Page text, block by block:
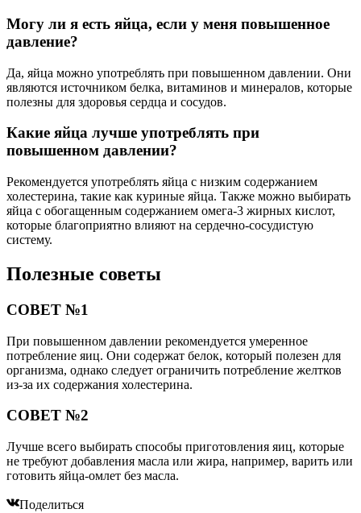
Могу ли я есть яйца, если у меня повышенное
давление?
Да, яйца можно употреблять при повышенном давлении. Они
являются источником белка, витаминов и минералов, которые
полезны для здоровья сердца и сосудов.
Какие яйца лучше употреблять при
повышенном давлении?
Рекомендуется употреблять яйца с низким содержанием
холестерина, такие как куриные яйца. Также можно выбирать
яйца с обогащенным содержанием омега-3 жирных кислот,
которые благоприятно влияют на сердечно-сосудистую
систему.
Полезные советы
СОВЕТ №1
При повышенном давлении рекомендуется умеренное
потребление яиц. Они содержат белок, который полезен для
организма, однако следует ограничить потребление желтков
из-за их содержания холестерина.
СОВЕТ №2
Лучше всего выбирать способы приготовления яиц, которые
не требуют добавления масла или жира, например, варить или
готовить яйца-омлет без масла.
Поделиться